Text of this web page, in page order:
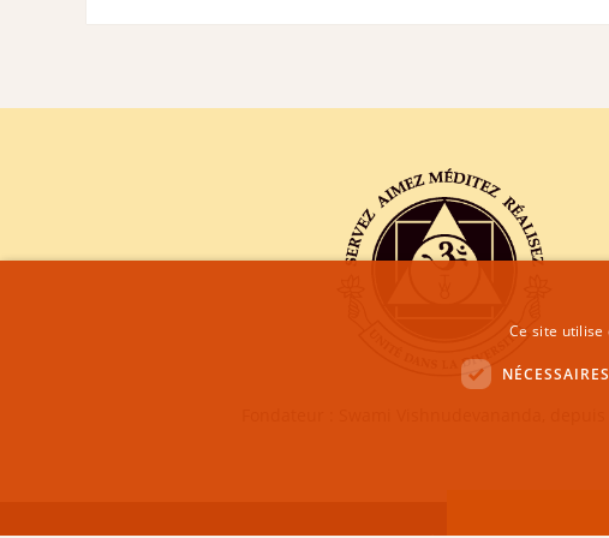
Fondateur : Swami Vishnudevananda, depuis
Ce site
NÉCESSAIRES